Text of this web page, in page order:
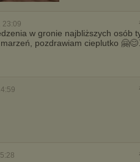
23:09
w gronie najbliższych osób
pozdrawiam cieplutko